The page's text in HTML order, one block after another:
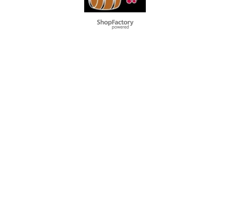
To create online store
ShopFactory eCommerce